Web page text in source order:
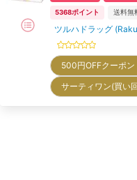
5368ポイント 送料無
ツルハドラッグ
500円OFFクーポン
サーティワン(買